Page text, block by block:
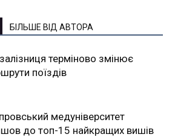
БІЛЬШЕ ВІД АВТОРА
терміново змінює
поїздів
медуніверситет
до топ-15 найкращих вишів